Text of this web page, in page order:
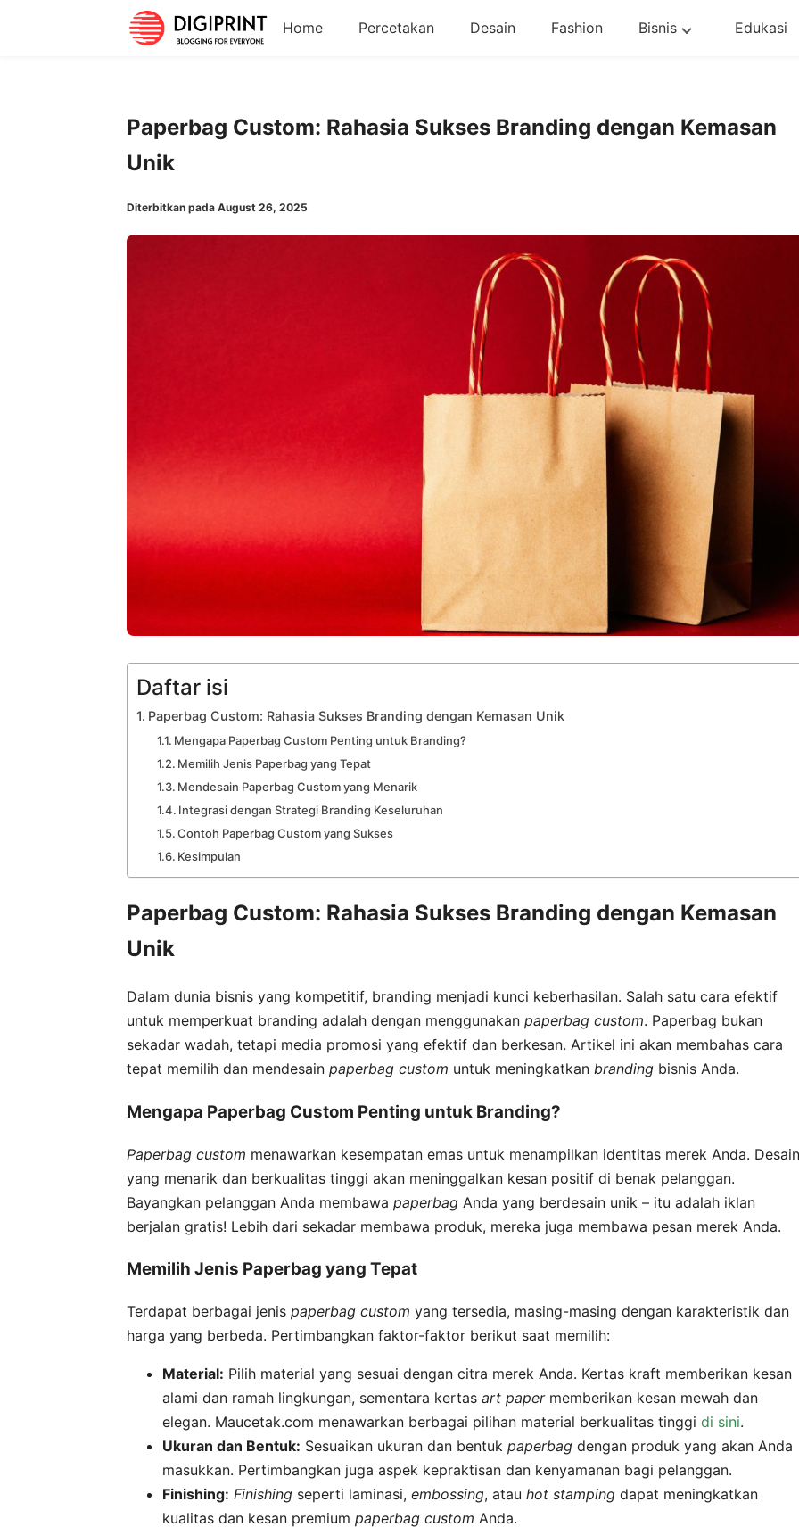
Home Percetakan Desain Fashion Bisnis Edukasi
Paperbag Custom: Rahasia Sukses Branding dengan Kemasan
Unik
Diterbitkan pada August 26, 2025
Daftar isi
Paperbag Custom: Rahasia Sukses Branding dengan Kemasan Unik
Mengapa Paperbag Custom Penting untuk Branding?
Memilih Jenis Paperbag yang Tepat
Mendesain Paperbag Custom yang Menarik
Integrasi dengan Strategi Branding Keseluruhan
Contoh Paperbag Custom yang Sukses
Kesimpulan
Paperbag Custom: Rahasia Sukses Branding dengan Kemasan
Unik
Dalam dunia bisnis yang kompetitif, branding menjadi kunci keberhasilan. Salah satu cara efektif
untuk memperkuat branding adalah dengan menggunakan paperbag custom. Paperbag bukan
sekadar wadah, tetapi media promosi yang efektif dan berkesan. Artikel ini akan membahas cara
tepat memilih dan mendesain paperbag custom untuk meningkatkan branding bisnis Anda.
Mengapa Paperbag Custom Penting untuk Branding?
Paperbag custom menawarkan kesempatan emas untuk menampilkan identitas merek Anda. Desain
yang menarik dan berkualitas tinggi akan meninggalkan kesan positif di benak pelanggan.
Bayangkan pelanggan Anda membawa paperbag Anda yang berdesain unik – itu adalah iklan
berjalan gratis! Lebih dari sekadar membawa produk, mereka juga membawa pesan merek Anda.
Memilih Jenis Paperbag yang Tepat
Terdapat berbagai jenis paperbag custom yang tersedia, masing-masing dengan karakteristik dan
harga yang berbeda. Pertimbangkan faktor-faktor berikut saat memilih:
Material: Pilih material yang sesuai dengan citra merek Anda. Kertas kraft memberikan kesan
alami dan ramah lingkungan, sementara kertas art papermemberikan kesan mewah dan
elegan. Maucetak.com menawarkan berbagai pilihan material berkualitas tinggi di sini.
Ukuran dan Bentuk: Sesuaikan ukuran dan bentuk paperbag dengan produk yang akan Anda
masukkan. Pertimbangkan juga aspek kepraktisan dan kenyamanan bagi pelanggan.
Finishing: Finishing seperti laminasi, embossing, atau hot stamping dapat meningkatkan
kualitas dan kesan premium paperbag custom Anda.